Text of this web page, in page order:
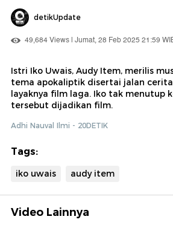
detikUpdate
49,684 Views | Jumat, 28 Feb 2025 21:59
Istri Iko Uwais, Audy Item, merilis
tema apokaliptik disertai jalan
layaknya film laga. Iko tak menutup
tersebut dijadikan film.
Adhi Nauval Ilmi - 20DETIK
Tags:
iko uwais audy item
Video Lainnya